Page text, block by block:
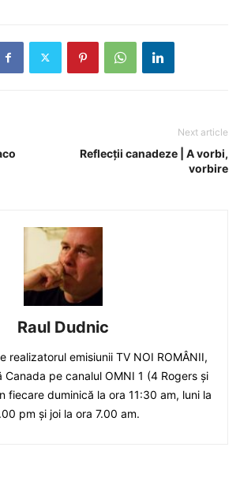
Next article
Reflecții canadeze | A vorbi,
vorbire
Raul Dudnic
realizatorul emisiunii TV NOI ROMÂNII,
pe canalul OMNI 1 (4 Rogers și
fiecare duminică la ora 11:30 am, luni la
pm și joi la ora 7.00 am.